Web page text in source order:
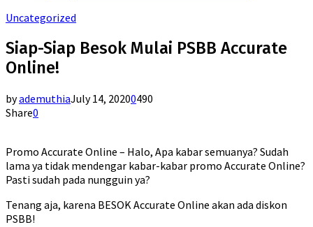
Uncategorized
Siap-Siap Besok Mulai PSBB Accurate
Online!
byademuthiaJuly 14, 20200490
Share0
Promo Accurate Online – Halo, Apa kabar semuanya? Sudah
lama ya tidak mendengar kabar-kabar promo Accurate Online?
Pasti sudah pada nungguin ya?
Tenang aja, karena BESOK Accurate Online akan ada diskon
PSBB!